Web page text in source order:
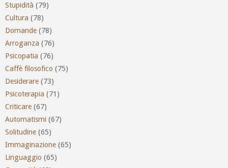
Stupidità (79)
Cultura (78)
Domande (78)
Arroganza (76)
Psicopatia (76)
Caffè filosofico (75)
Desiderare (73)
Psicoterapia (71)
Criticare (67)
Automatismi (67)
Solitudine (65)
Immaginazione (65)
Linguaggio (65)